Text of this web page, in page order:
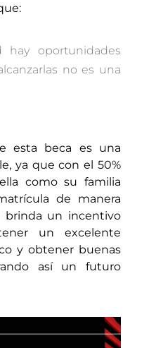
hay oportunidades
no es una
esta beca es una
ya que con el 50%
como su familia
de manera
brinda un incentivo
un excelente
y obtener buenas
así un futuro